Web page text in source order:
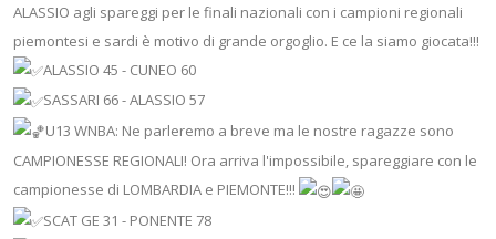
ALASSIO agli spareggi per le finali nazionali con i campioni regionali
piemontesi e sardi è motivo di grande orgoglio. E ce la siamo giocata!!!
ALASSIO 45 - CUNEO 60
SASSARI 66 - ALASSIO 57
U13 WNBA: Ne parleremo a breve ma le nostre ragazze sono
CAMPIONESSE REGIONALI! Ora arriva l'impossibile, spareggiare con le
campionesse di LOMBARDIA e PIEMONTE!!!
SCAT GE 31 - PONENTE 78